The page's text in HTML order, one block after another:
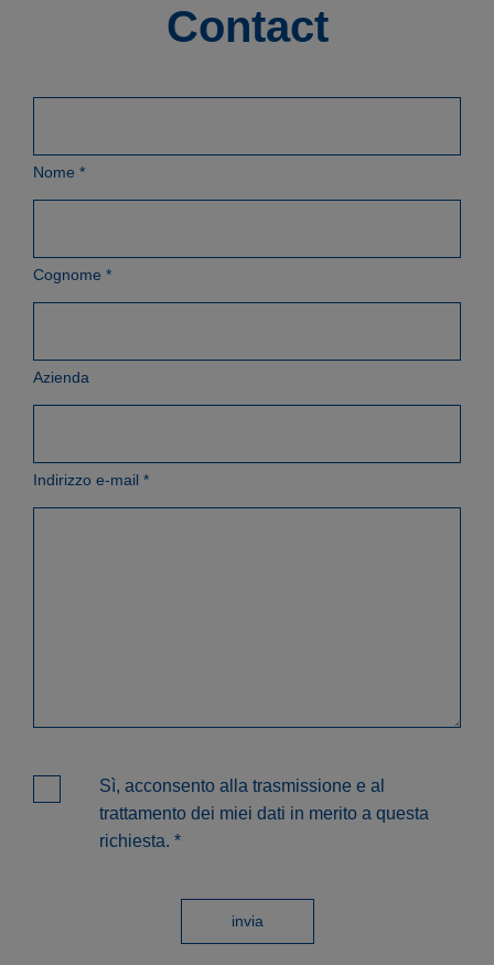
Contact
Nome *
Cognome *
Azienda
Indirizzo e-mail *
Sì, acconsento alla trasmissione e al
trattamento dei miei dati in merito a questa
richiesta. *
invia